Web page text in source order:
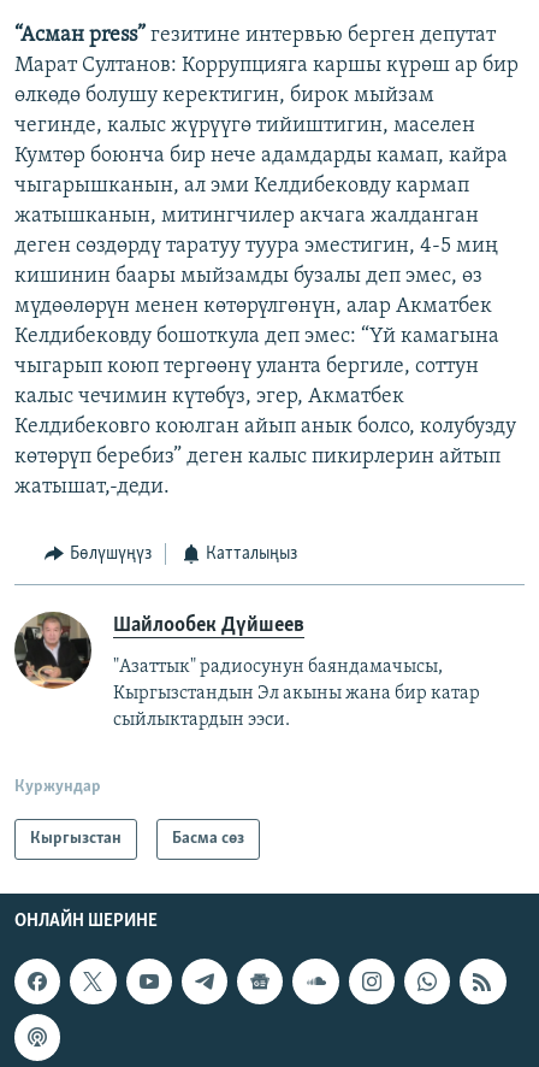
“Асман press” гезитине интервью берген депутат
Марат Султанов: Коррупцияга каршы күрөш ар бир
өлкөдө болушу керектигин, бирок мыйзам
чегинде, калыс жүрүүгө тийиштигин, маселен
Кумтөр боюнча бир нече адамдарды камап, кайра
чыгарышканын, ал эми Келдибековду кармап
жатышканын, митингчилер акчага жалданган
деген сөздөрдү таратуу туура эместигин, 4-5 миң
кишинин баары мыйзамды бузалы деп эмес, өз
мүдөөлөрүн менен көтөрүлгөнүн, алар Акматбек
Келдибековду бошоткула деп эмес: “Үй камагына
чыгарып коюп тергөөнү уланта бергиле, соттун
калыс чечимин күтөбүз, эгер, Акматбек
Келдибековго коюлган айып анык болсо, колубузду
көтөрүп беребиз” деген калыс пикирлерин айтып
жатышат,-деди.
Бөлүшүңүз Катталыңыз
Шайлообек Дүйшеев
"Азаттык" радиосунун баяндамачысы,
Кыргызстандын Эл акыны жана бир катар
сыйлыктардын ээси.
Куржундар
Кыргызстан Басма сөз
ОНЛАЙН ШЕРИНЕ